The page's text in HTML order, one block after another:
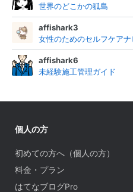
世界のどこかの狐島
affishark3
女性のためのセルフケアナ
affishark6
未経験施工管理ガイド
個人の方
初めての方へ（個人の方）
料金・プラン
はてなブログPro